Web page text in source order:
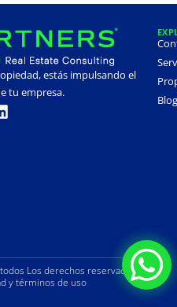
estás impulsando el
tu empresa.
Blog
Los derechos reservados
y términos de uso